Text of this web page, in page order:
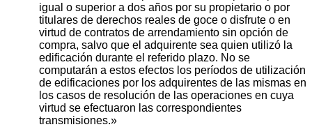
igual o superior a dos años por su propietario o por
titulares de derechos reales de goce o disfrute o en
virtud de contratos de arrendamiento sin opción de
compra, salvo que el adquirente sea quien utilizó la
edificación durante el referido plazo. No se
computarán a estos efectos los períodos de utilización
de edificaciones por los adquirentes de las mismas en
los casos de resolución de las operaciones en cuya
virtud se efectuaron las correspondientes
transmisiones.»